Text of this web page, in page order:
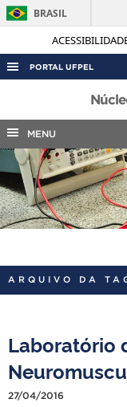
BRASIL
PORTAL UFPEL
ACESSO À
AUDITORIA
COBALTO
CONCURSOS
EDITAIS
INTERNACIONAL
PORTARIAS
MENU
ARQUIVO DA
Laboratório
27/04/2016